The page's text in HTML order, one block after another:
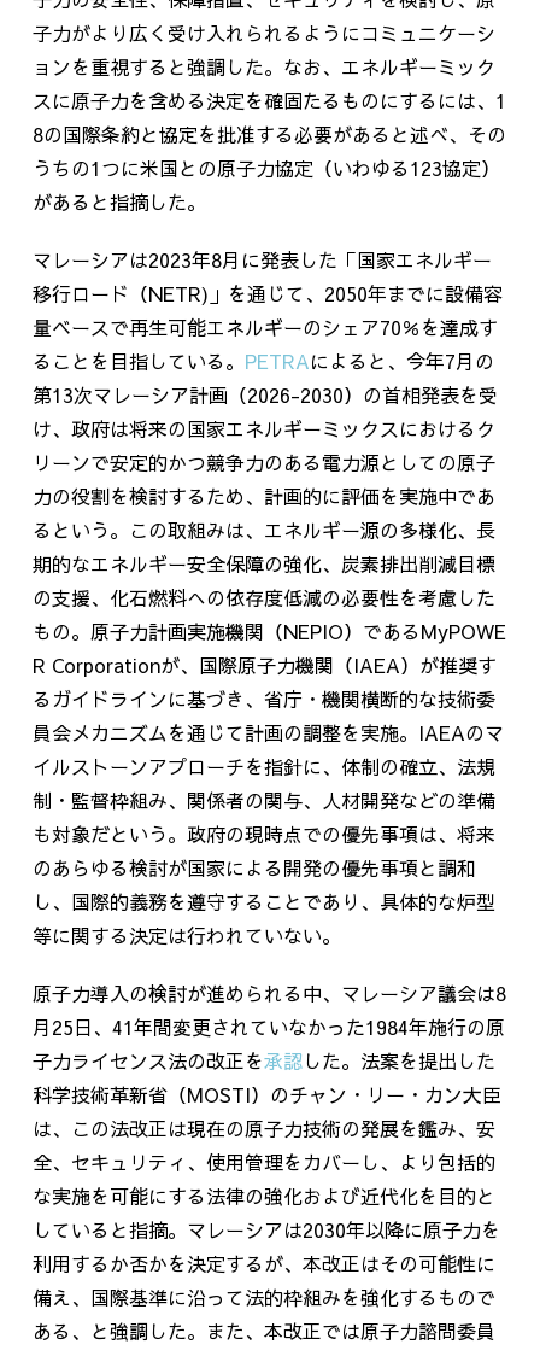
子力がより広く受け入れられるようにコミュニケーシ
ョンを重視すると強調した。なお、エネルギーミック
スに原子力を含める決定を確固たるものにするには、 1
8の国際条約と協定を批准する必要があると述べ、その
うちの1つに米国との原子力協定（いわゆる123協定）
があると指摘した。
マレーシアは2023年8月に発表した「国家エネルギー
移行ロード（NETR) 」を通じて、 2050年までに設備容
量ベースで再生可能エネルギーのシェア70％を達成す
ることを目指している。 PETRAによると、今年7月の
第13次マレーシア計画（2026-2030）の首相発表を受
け、政府は将来の国家エネルギーミックスにおけるク
リーンで安定的かつ競争力のある電力源としての原子
力の役割を検討するため、計画的に評価を実施中であ
るという。この取組みは、エネルギー源の多様化、長
期的なエネルギー安全保障の強化、炭素排出削減目標
の支援、化石燃料への依存度低減の必要性を考慮した
もの。原子力計画実施機関（NEPIO）であるMyPOWE
R Corporationが、国際原子力機関（IAEA）が推奨す
るガイドラインに基づき、省庁・機関横断的な技術委
員会メカニズムを通じて計画の調整を実施。 IAEAのマ
イルストーンアプローチを指針に、体制の確立、法規
制・監督枠組み、関係者の関与、人材開発などの準備
も対象だという。政府の現時点での優先事項は、将来
のあらゆる検討が国家による開発の優先事項と調和
し、国際的義務を遵守することであり、具体的な炉型
等に関する決定は行われていない。
原子力導入の検討が進められる中、マレーシア議会は8
月25日、 41年間変更されていなかった1984年施行の原
子力ライセンス法の改正を承認した。法案を提出した
科学技術革新省（MOSTI）のチャン・リー・カン大臣
は、この法改正は現在の原子力技術の発展を鑑み、安
全、セキュリティ、使用管理をカバーし、より包括的
な実施を可能にする法律の強化および近代化を目的と
していると指摘。マレーシアは2030年以降に原子力を
利用するか否かを決定するが、本改正はその可能性に
備え、国際基準に沿って法的枠組みを強化するもので
ある、と強調した。また、本改正では原子力諮問委員